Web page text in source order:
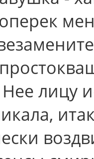
лицу